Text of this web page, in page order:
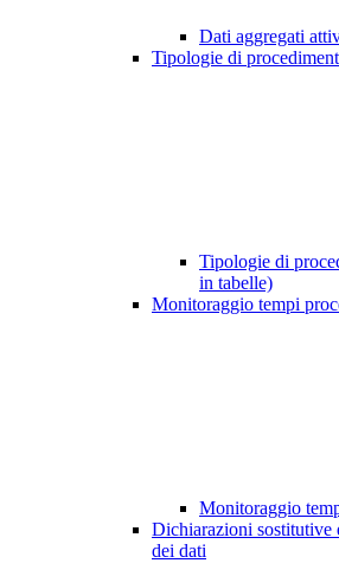
Dati aggregati
Tipologie di
Tipologie di
in tabelle)
Monitoraggio tempi
Monitoraggio
Dichiarazioni
dei dati